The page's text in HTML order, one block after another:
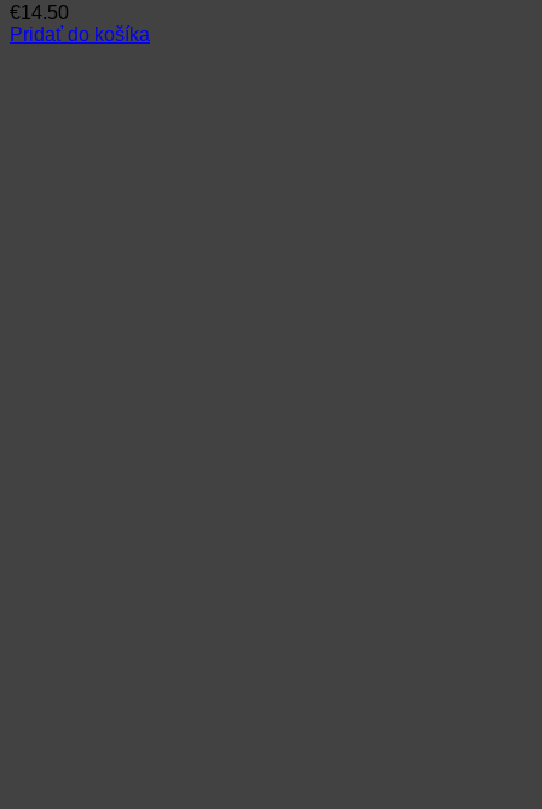
€14.50
Pridať do košíka